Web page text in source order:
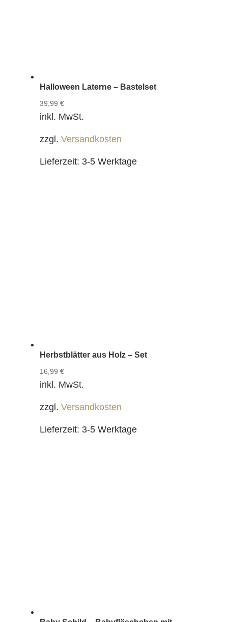
Halloween Laterne – Bastelset
39,99 €
inkl. MwSt.
zzgl. Versandkosten
Lieferzeit: 3-5 Werktage
Herbstblätter aus Holz – Set
16,99 €
inkl. MwSt.
zzgl. Versandkosten
Lieferzeit: 3-5 Werktage